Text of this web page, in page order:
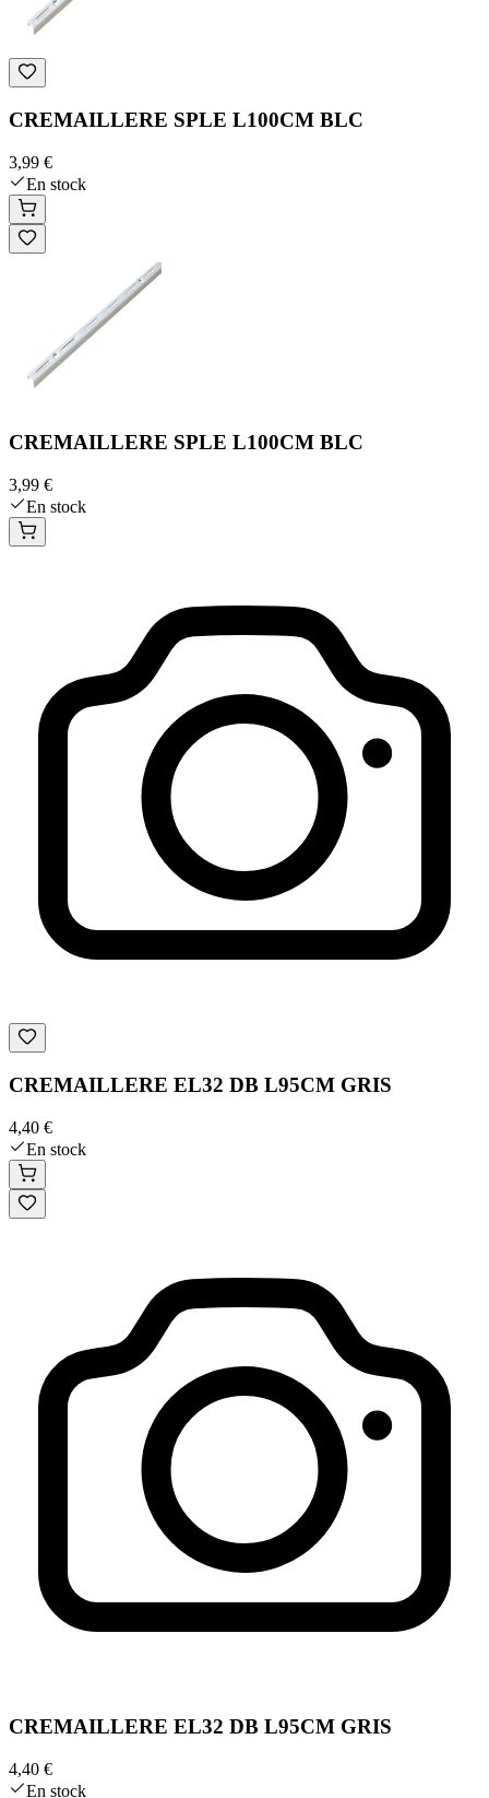
CREMAILLERE SPLE L100CM BLC
3,99 €
En stock
CREMAILLERE SPLE L100CM BLC
3,99 €
En stock
CREMAILLERE EL32 DB L95CM GRIS
4,40 €
En stock
CREMAILLERE EL32 DB L95CM GRIS
4,40 €
En stock